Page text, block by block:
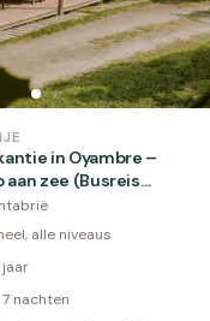
in Oyambre –
aan zee (Busreis
alle niveaus
nachten